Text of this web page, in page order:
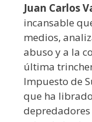
Juan Carlos
incansable
medios,
abuso y a la
última
Impuesto de
que ha